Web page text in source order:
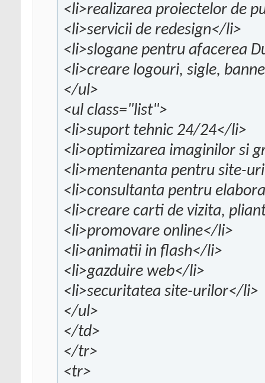
<li>realizarea proiectelor de
<li>servicii de redesign</li>
<li>slogane pentru afacerea
<li>creare logouri, sigle,
</ul>
<ul class="list">
<li>suport tehnic 24/24</li>
<li>optimizarea imaginilor si
<li>mentenanta pentru site-
<li>consultanta pentru
<li>creare carti de vizita,
<li>promovare online</li>
<li>animatii in flash</li>
<li>gazduire web</li>
<li>securitatea site-urilor</li>
</ul>
</td>
</tr>
<tr>